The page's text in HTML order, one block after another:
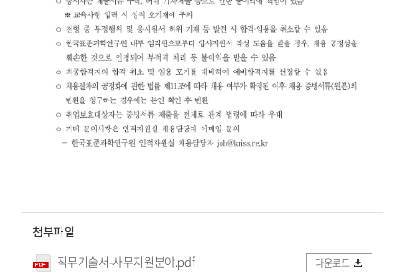
첨부파일
직무기술서-사무지원분야.pdf 다운로드